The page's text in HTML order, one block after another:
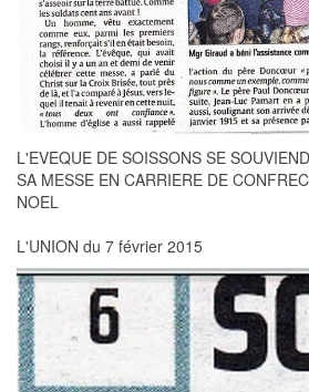
L'EVEQUE DE SOISSONS SE
SA MESSE EN CARRIERE DE
NOEL
L'UNION du 7 février 2015